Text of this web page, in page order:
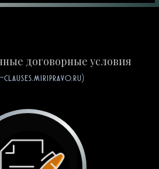
договорные условия